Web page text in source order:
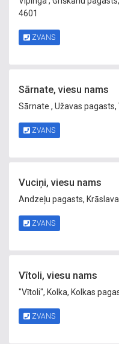
4601
ZVANS
Sārnate, viesu nams
Sārnate , Užavas
ZVANS
Vuciņi, viesu nams
Andzeļu pagasts,
ZVANS
Vītoli, viesu nams
"Vītoli", Kolka, Kolkas
ZVANS